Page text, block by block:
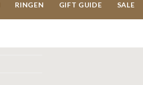
RINGEN GIFT GUIDE SALE